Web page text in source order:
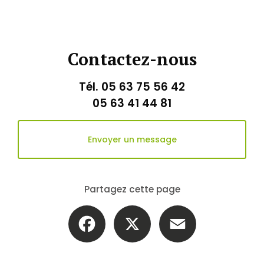
Contactez-nous
Tél. 05 63 75 56 42
05 63 41 44 81
Envoyer un message
Partagez cette page
Facebook